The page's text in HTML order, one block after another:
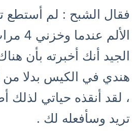
فقال الشبح : لم أستطع
الألم
الجيد أنك أخبرته بأن
هندي في الكيس بدلا من
، لقد أنقذه حياتي لذلك
تريد وسأفعله لك .